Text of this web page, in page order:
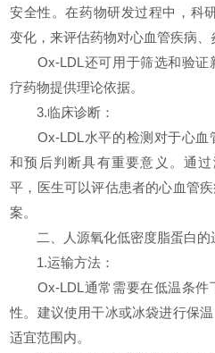
安全性。在药物研发过程中，科
变化，来评估药物对心血管疾病、
Ox-LDL还可用于筛选和验证
疗药物提供理论依据。
3.临床诊断：
Ox-LDL水平的检测对于心血
和预后判断具有重要意义。通
平，医生可以评估患者的心血管
案。
二、人源氧化低密度脂蛋白的
1.运输方法：
Ox-LDL通常需要在低温条件
性。建议使用干冰或冰袋进行保
适宜范围内。